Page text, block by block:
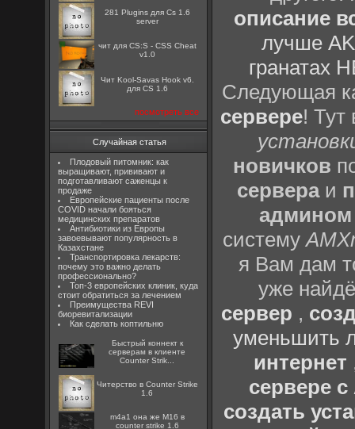
281 Plugins для Cs 1.6
server
чит для CS:S - CSS Cheat
v1.0
Чит Kool-Savas Hook v6.
для CS 1.6
посмотреть все
Случайная статья
Плодовый питомник: как
выращивают, прививают и
подготавливают саженцы к
продаже
Европейские пациенты после
COVID начали бояться
медицинских препаратов
Антибиотики из Европы
завоевывают популярность в
Казахстане
Транспортировка лекарств:
почему это важно делать
профессионально?
Топ-3 европейских клиник, куда
стоит обратиться за лечением
Преимущества REVI
биоревитализации
Как сделать коптильню
Быстрый коннект к
серверам в клиенте
Counter Strik...
Читерство в Counter Strike
1.6
m4a1 она же M16 в
counter strike 1.6
описание
лучше
гранатах
Следующая
сервере! Тут
новичков
сервераи
админом
систему
я Вам дам
уже
сервер ,
уменьшить
интернет
сервере
создать